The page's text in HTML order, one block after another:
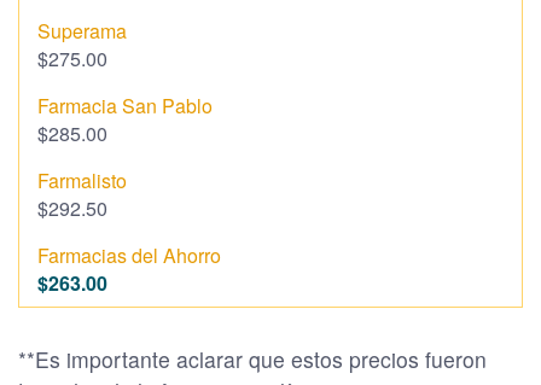
$275.00
$285.00
$292.50
$263.00
**Es importante aclarar que estos precios fueron